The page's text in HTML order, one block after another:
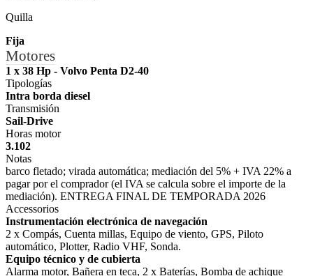
Quilla
Fija
Motores
1 x 38 Hp - Volvo Penta D2-40
Tipologías
Intra borda diesel
Transmisión
Sail-Drive
Horas motor
3.102
Notas
barco fletado; virada automática; mediación del 5% + IVA 22% a
pagar por el comprador (el IVA se calcula sobre el importe de la
mediación). ENTREGA FINAL DE TEMPORADA 2026
Accessorios
Instrumentación electrónica de navegación
2 x Compás, Cuenta millas, Equipo de viento, GPS, Piloto
automático, Plotter, Radio VHF, Sonda.
Equipo técnico y de cubierta
Alarma motor, Bañera en teca, 2 x Baterías, Bomba de achique